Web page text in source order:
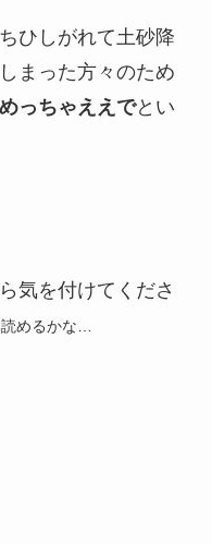
ひしがれて土砂降
まった方々のため
っちゃええでとい
気を付けてくださ
めるかな…